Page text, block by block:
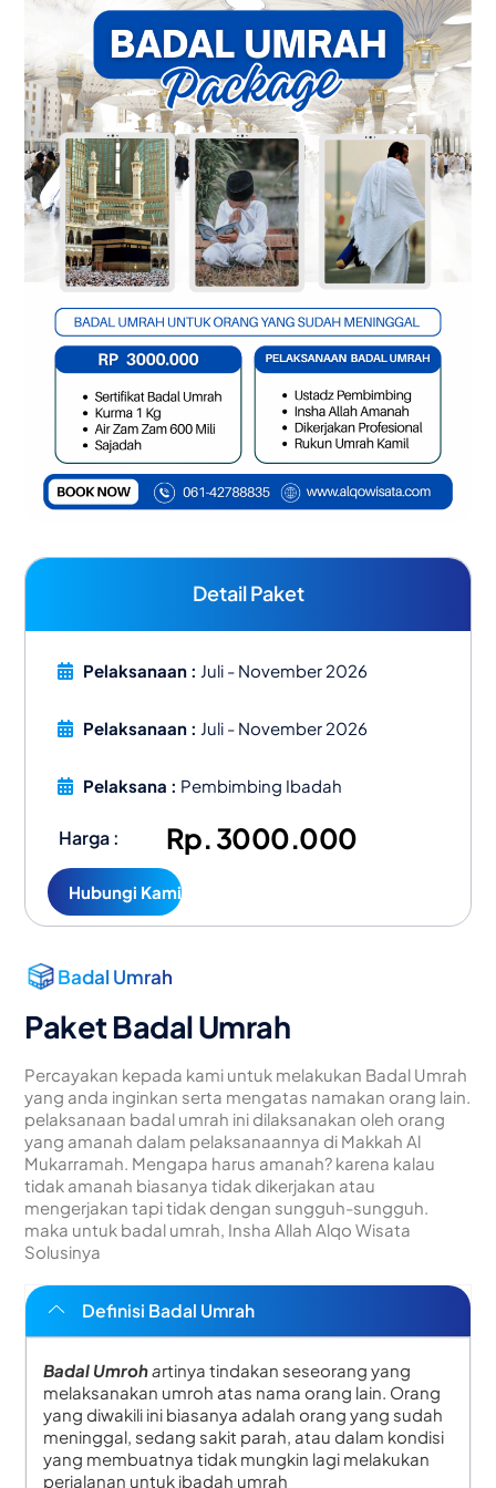
Badal Umrah
Paket Badal Umrah
Percayakan kepada kami untuk melakukan Badal Umrah
yang anda inginkan serta mengatas namakan orang lain.
pelaksanaan badal umrah ini dilaksanakan oleh orang
yang amanah dalam pelaksanaannya di Makkah Al
Mukarramah. Mengapa harus amanah? karena kalau
tidak amanah biasanya tidak dikerjakan atau
mengerjakan tapi tidak dengan sungguh-sungguh.
maka untuk badal umrah, Insha Allah Alqo Wisata
Solusinya
Definisi Badal Umrah
Badal Umrohartinya tindakan seseorang yang
melaksanakan umroh atas nama orang lain. Orang
yang diwakili ini biasanya adalah orang yang sudah
meninggal, sedang sakit parah, atau dalam kondisi
yang membuatnya tidak mungkin lagi melakukan
perjalanan untuk ibadah umrah
Detail Paket
Pelaksanaan : Juli - November 2026
Pelaksanaan : Juli - November 2026
Pelaksana : Pembimbing Ibadah
Harga : Rp. 3000.000
Hubungi Kami